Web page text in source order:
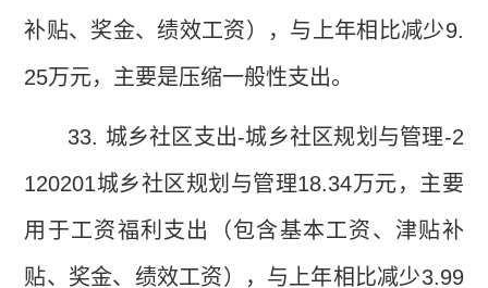
补贴、奖金、绩效工资），与上年相比减少9.
25万元，主要是压缩一般性支出。
33. 城乡社区支出-城乡社区规划与管理-2
120201城乡社区规划与管理18.34万元，主要
用于工资福利支出（包含基本工资、津贴补
贴、奖金、绩效工资），与上年相比减少3.99